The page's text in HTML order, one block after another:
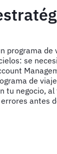
programa de
se
de
tu negocio,
antes